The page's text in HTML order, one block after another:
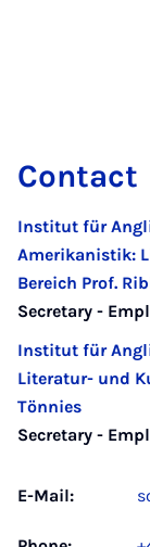
Contact
Institut für
Amerikanistik:
Bereich Prof.
Secretary -
Institut für
Literatur- und
Tönnies
Secretary -
E-Mail: